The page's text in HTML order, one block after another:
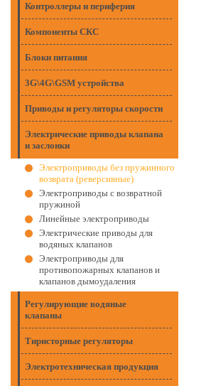
Контроллеры и периферия
Компоненты СКС
Блоки питания
3G\4G\GSM устройства
Приводы и регуляторы скорости
Электрические приводы клапана
и заслонки
Электроприводы без пружинного
возврата (реверсивные)
Электроприводы с возвратной
пружиной
Линейные электроприводы
Электрические приводы для
водяных клапанов
Электроприводы для
противопожарных клапанов и
клапанов дымоудаления
Регулирующие водяные
клапаны
Тиристорные регуляторы
Электротехническая продукция